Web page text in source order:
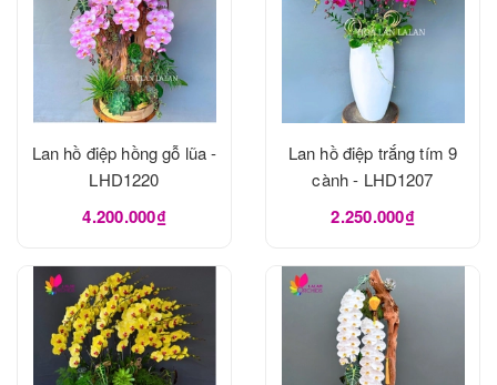
Lan hồ điệp hồng gỗ lũa -
LHD1220
4.200.000₫
Lan hồ điệp trắng tím 9
cành - LHD1207
2.250.000₫